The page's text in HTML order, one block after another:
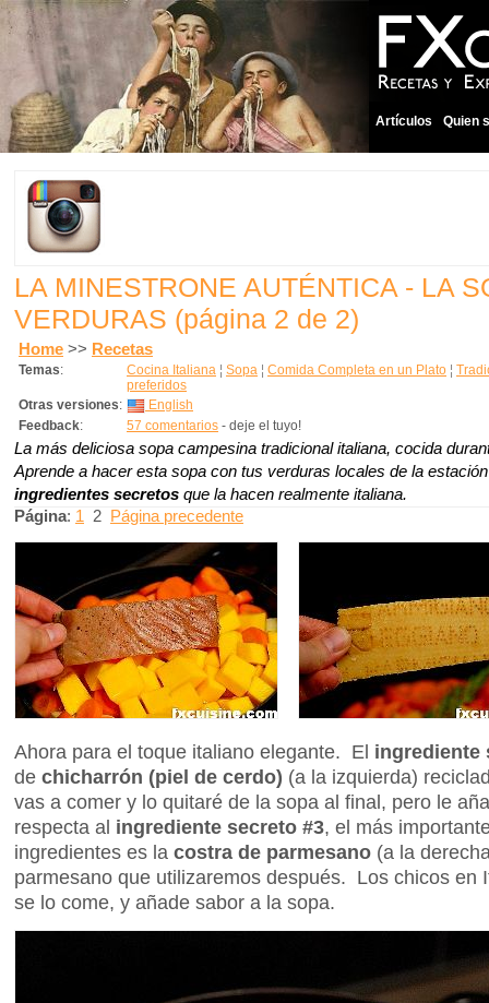
Artículos Quien
LA MINESTRONE AUTÉNTICA - LA
VERDURAS (página 2 de 2)
Home >> Recetas
Temas: Cocina Italiana ¦ Sopa ¦ Comida Completa en un Plato ¦
preferidos
Otras versiones:
English
Feedback: 57 comentarios - deje el tuyo!
La más deliciosa sopa campesina tradicional italiana, cocida
Aprende a hacer esta sopa con tus verduras locales de la
ingredientes secretos que la hacen realmente italiana.
Página: 1 2 Página precedente
Ahora para el toque italiano elegante. El ingrediente
de chicharrón (piel de cerdo) (a la izquierda)
vas a comer y lo quitaré de la sopa al final, pero le
respecta al ingrediente secreto #3, el más
ingredientes es la costra de parmesano (a la
parmesano que utilizaremos después. Los chicos en
se lo come, y añade sabor a la sopa.